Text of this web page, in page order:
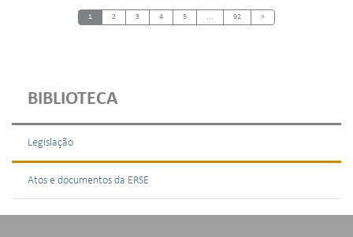
BIBLIOTECA
Legislação
Atos e documentos da ERSE
1 2 3 4 5 ... 92 »Next